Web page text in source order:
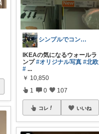
シンプルでコンパクトな暮らしとアウトドア
IKEAの気になるウォールラ
ンプ#オリジナル写真 #北欧
# ...
￥ 10,850
1 0 107
コレ いいね